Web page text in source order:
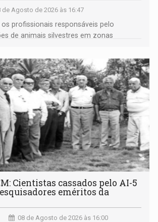
de Agosto de 2026 às 16:47
profissionais responsáveis pelo
de animais silvestres em zonas
Cientistas cassados pelo AI-5
eméritos da
08 de Agosto de 2026 às 16:00